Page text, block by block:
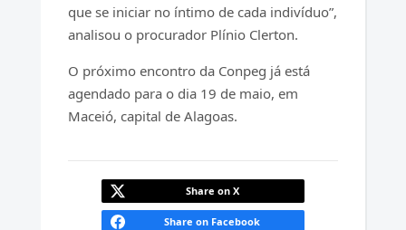
que se iniciar no íntimo de cada indivíduo”,
analisou o procurador Plínio Clerton.
O próximo encontro da Conpeg já está
agendado para o dia 19 de maio, em
Maceió, capital de Alagoas.
Share on X
Share on Facebook